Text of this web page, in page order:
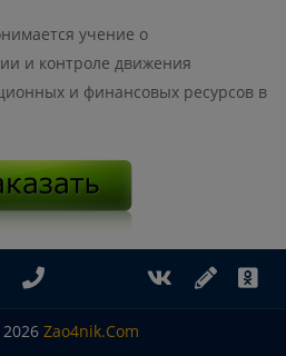
учение о
и контроле движения
и финансовых ресурсов в
Zao4nik.com